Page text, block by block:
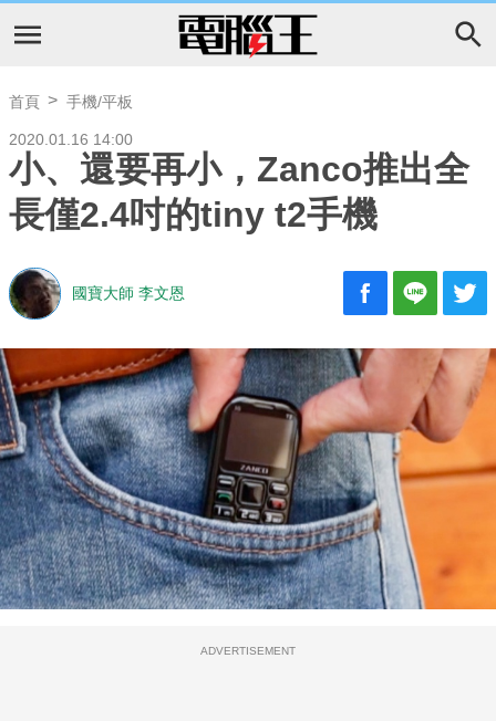
首頁 手機/平板
2020.01.16 14:00
小、還要再小，Zanco推出全
長僅2.4吋的tiny t2手機
國寶大師 李文恩
ADVERTISEMENT